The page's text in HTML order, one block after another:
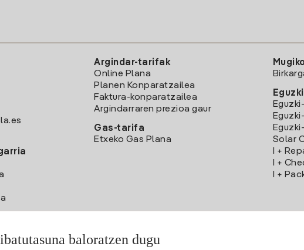
Argindar-tarifak
Online Plana
Planen Konparatzailea
Faktura-konparatzailea
Argindarraren prezioa gaur
Gas-tarifa
Etxeko Gas Plana
Solar
I +
I +
I +
baloratzen dugu